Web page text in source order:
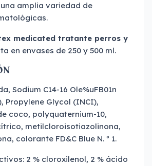
amplia variedad de
medicated tratante perros y
en envases de 250 y 500 ml.
Sodium C14-16 Ole%uFB01n
Propylene Glycol (INCI),
coco, polyquaternium-10,
metilcloroisotiazolinona,
colorante FD&C Blue N. º 1.
2 % cloroxilenol, 2 % ácido